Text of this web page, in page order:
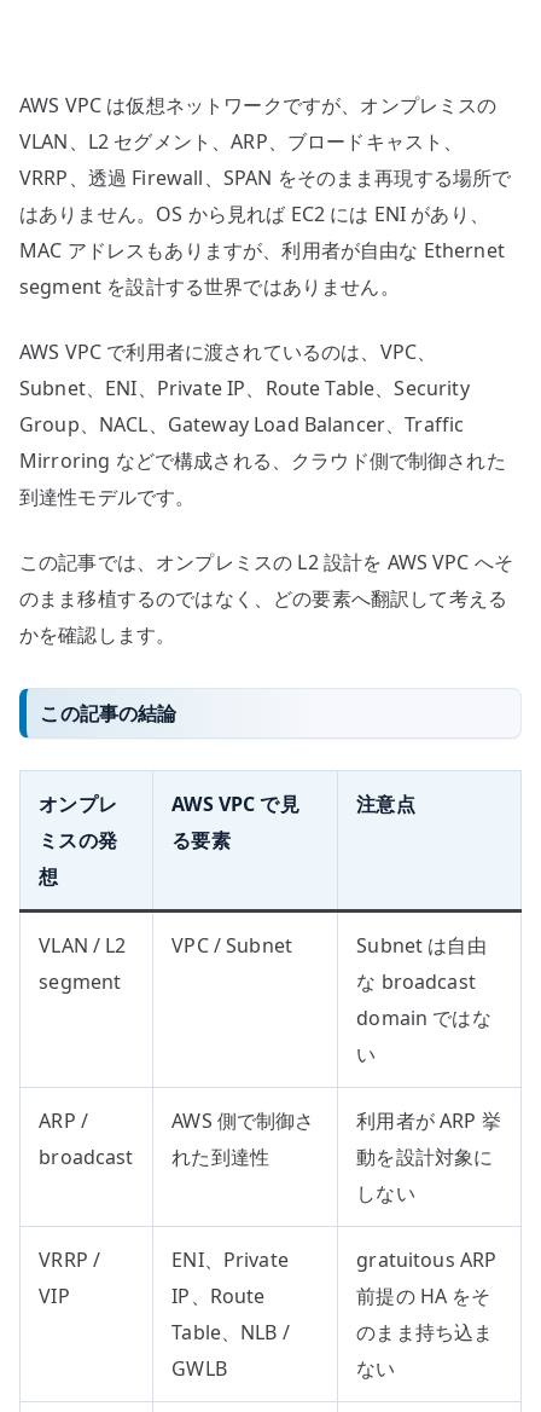
の
到
達
性
ル
翻
訳
す
る
へ
AWS VPC は仮想ネットワークですが、オンプレミスの
VLAN、L2 セグメント、ARP、ブロードキャスト、
VRRP、透過 Firewall、SPAN をそのまま再現する場所で
はありません。OS から見れば EC2 には ENI があり、
MAC アドレスもありますが、利用者が自由な Ethernet
segment を設計する世界ではありません。
AWS VPC で利用者に渡されているのは、VPC、
Subnet、ENI、Private IP、Route Table、Security
Group、NACL、Gateway Load Balancer、Traffic
Mirroring などで構成される、クラウド側で制御された
到達性モデルです。
この記事では、オンプレミスの L2 設計を AWS VPC へそ
のまま移植するのではなく、どの要素へ翻訳して考える
かを確認します。
この記事の結論
オンプレ
ミスの発
想
AWS VPC で見
る要素
注意点
VLAN / L2
segment
VPC / Subnet
Subnet は自由
な broadcast
domain ではな
い
ARP /
broadcast
AWS 側で制御さ
れた到達性
利用者が ARP 挙
動を設計対象に
しない
VRRP /
VIP
ENI、Private
IP、Route
Table、NLB /
GWLB
gratuitous ARP
前提の HA をそ
のまま持ち込ま
ない